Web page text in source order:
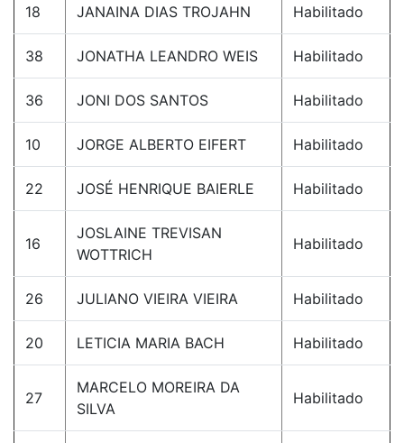
18 JANAINA DIAS TROJAHN Habilitado
38 JONATHA LEANDRO WEIS Habilitado
36 JONI DOS SANTOS Habilitado
10 JORGE ALBERTO EIFERT Habilitado
22 JOSÉ HENRIQUE BAIERLE Habilitado
16
JOSLAINE TREVISAN
WOTTRICH
Habilitado
26 JULIANO VIEIRA VIEIRA Habilitado
20 LETICIA MARIA BACH Habilitado
27
MARCELO MOREIRA DA
SILVA
Habilitado